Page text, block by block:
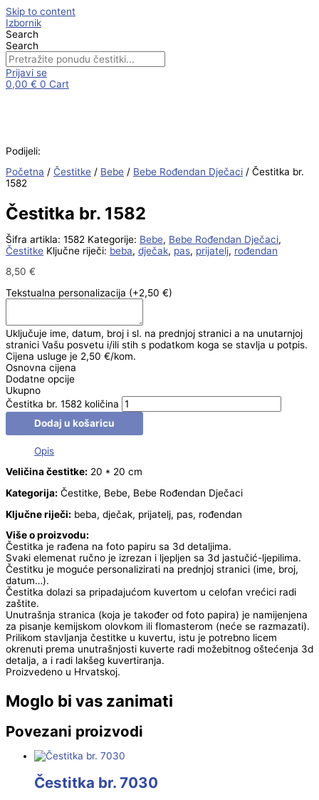
Skip to content
Izbornik
Search
Search
Prijavi se
0,00 € 0 Cart
Podijeli:
Početna / Čestitke / Bebe / Bebe Rođendan Dječaci / Čestitka br.
1582
Čestitka br. 1582
Šifra artikla: 1582 Kategorije: Bebe, Bebe Rođendan Dječaci,
Čestitke Ključne riječi: beba, dječak, pas, prijatelj, rođendan
8,50 €
Tekstualna personalizacija (+2,50 €)
Uključuje ime, datum, broj i sl. na prednjoj stranici a na unutarnjoj
stranici Vašu posvetu i/ili stih s podatkom koga se stavlja u potpis.
Cijena usluge je 2,50 €/kom.
Osnovna cijena
Dodatne opcije
Ukupno
Čestitka br. 1582 količina
Dodaj u košaricu
Opis
Veličina čestitke: 20 * 20 cm
Kategorija: Čestitke, Bebe, Bebe Rođendan Dječaci
Ključne riječi: beba, dječak, prijatelj, pas, rođendan
Više o proizvodu:
Čestitka je rađena na foto papiru sa 3d detaljima.
Svaki elemenat ručno je izrezan i ljepljen sa 3d jastučić-ljepilima.
Čestitku je moguće personalizirati na prednjoj stranici (ime, broj,
datum…).
Čestitka dolazi sa pripadajućom kuvertom u celofan vrećici radi
zaštite.
Unutrašnja stranica (koja je također od foto papira) je namijenjena
za pisanje kemijskom olovkom ili flomasterom (neće se razmazati).
Prilikom stavljanja čestitke u kuvertu, istu je potrebno licem
okrenuti prema unutrašnjosti kuverte radi možebitnog oštećenja 3d
detalja, a i radi lakšeg kuvertiranja.
Proizvedeno u Hrvatskoj.
Moglo bi vas zanimati
Povezani proizvodi
Čestitka br. 7030